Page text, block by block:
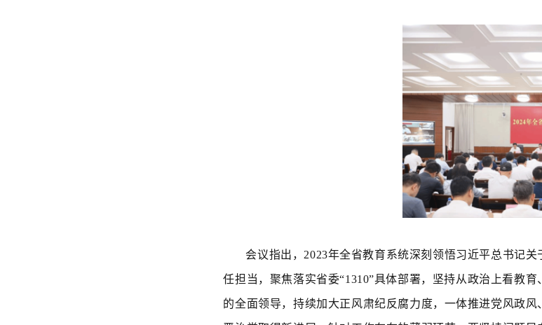
会议指出，2023年全省教育系统深刻领悟习近平总书记
任担当，聚焦落实省委“1310”具体部署，坚持从政治上看教
的全面领导，持续加大正风肃纪反腐力度，一体推进党风政